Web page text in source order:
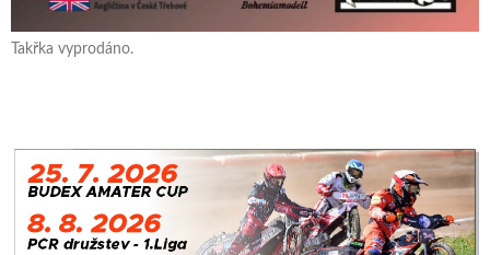
Takřka vyprodáno.